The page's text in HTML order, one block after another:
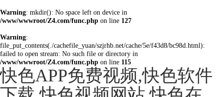
Warning: mkdir(): No space left on device in
/www/wwwroot/Z4.com/func.php on line 127
Warning:
file_put_contents(./cachefile_yuan/szjrhb.net/cache/5e/f43d8/bc98d.html):
failed to open stream: No such file or directory in
/www/wwwroot/Z4.com/func.php on line 115
快色APP免费视频,快色软件